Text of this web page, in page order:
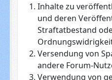
Inhalte zu
und deren
Straftatbestand
Versendung von
andere Forum-
Verwendung von